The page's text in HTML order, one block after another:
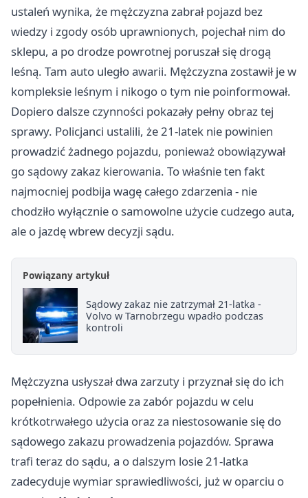
ustaleń wynika, że mężczyzna zabrał pojazd bez
wiedzy i zgody osób uprawnionych, pojechał nim do
sklepu, a po drodze powrotnej poruszał się drogą
leśną. Tam auto uległo awarii. Mężczyzna zostawił je w
kompleksie leśnym i nikogo o tym nie poinformował.
Dopiero dalsze czynności pokazały pełny obraz tej
sprawy. Policjanci ustalili, że 21-latek nie powinien
prowadzić żadnego pojazdu, ponieważ obowiązywał
go sądowy zakaz kierowania. To właśnie ten fakt
najmocniej podbija wagę całego zdarzenia - nie
chodziło wyłącznie o samowolne użycie cudzego auta,
ale o jazdę wbrew decyzji sądu.
Powiązany artykuł
Sądowy zakaz nie zatrzymał 21-latka -
Volvo w Tarnobrzegu wpadło podczas
kontroli
Mężczyzna usłyszał dwa zarzuty i przyznał się do ich
popełnienia. Odpowie za zabór pojazdu w celu
krótkotrwałego użycia oraz za niestosowanie się do
sądowego zakazu prowadzenia pojazdów. Sprawa
trafi teraz do sądu, a o dalszym losie 21-latka
zadecyduje wymiar sprawiedliwości, już w oparciu o